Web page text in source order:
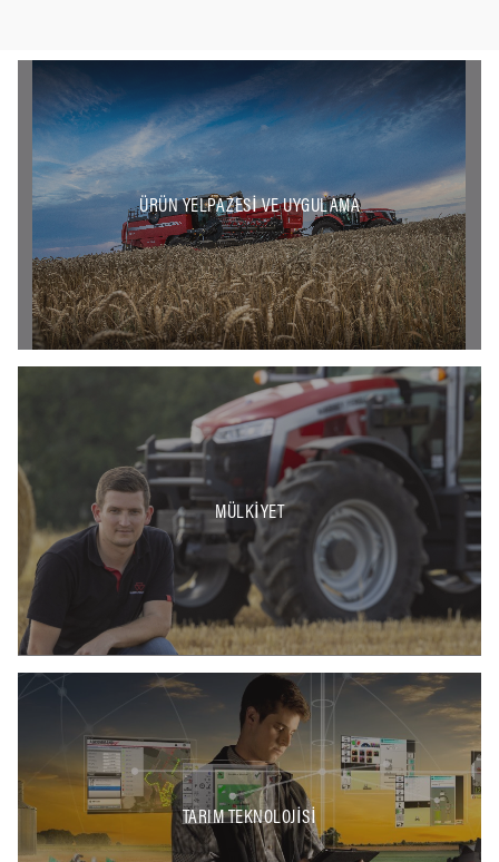
ÜRÜN YELPAZESI VE UYGULAMA
MÜLKIYET
TARIM TEKNOLOJISI